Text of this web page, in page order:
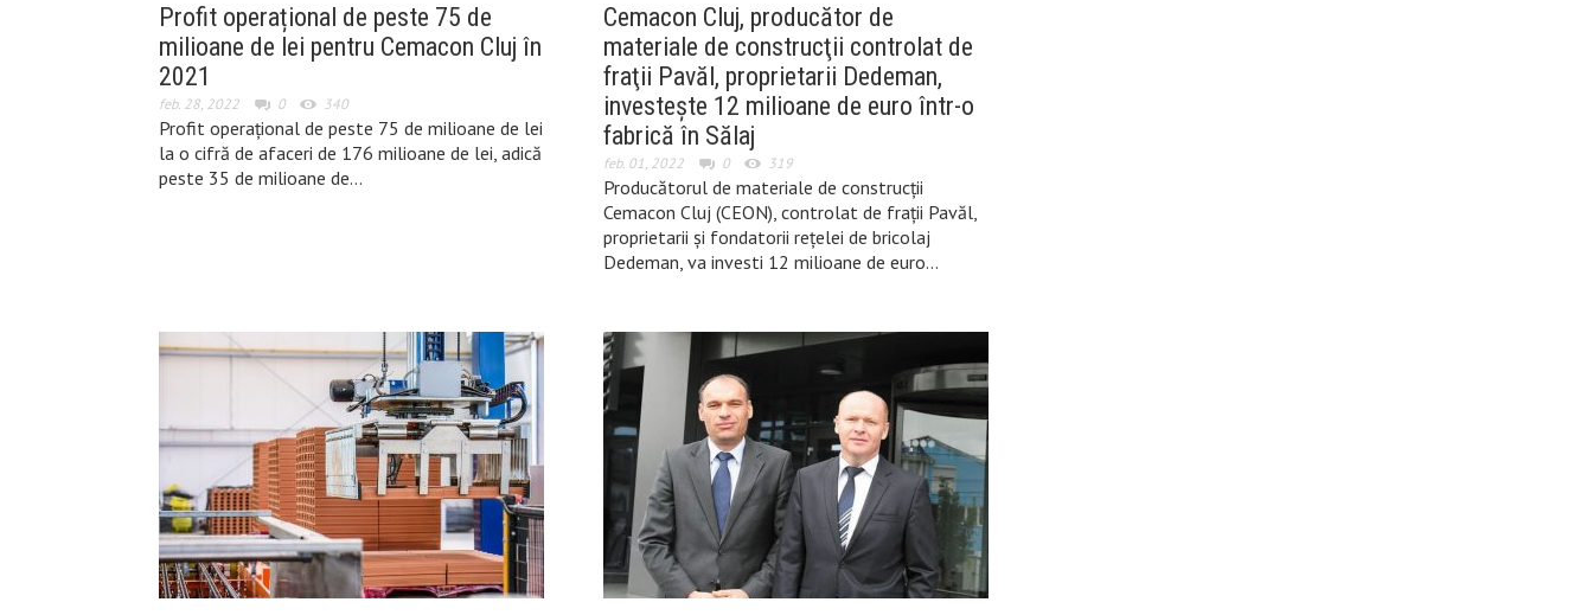
Profit operațional de peste 75 de
milioane de lei pentru Cemacon Cluj în
2021
feb. 28, 2022 0 340
Profit operațional de peste 75 de milioane de lei
la o cifră de afaceri de 176 milioane de lei, adică
peste 35 de milioane de…
Cemacon Cluj, producător de
materiale de construcţii controlat de
fraţii Pavăl, proprietarii Dedeman,
investeşte 12 milioane de euro într-o
fabrică în Sălaj
feb. 01, 2022 0 319
Producătorul de materiale de construcţii
Cemacon Cluj (CEON), controlat de fraţii Pavăl,
proprietarii şi fondatorii reţelei de bricolaj
Dedeman, va investi 12 milioane de euro…